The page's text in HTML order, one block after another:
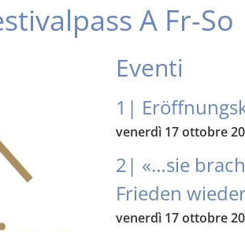
A Fr-So
Eventi
1|
venerdì 17 ottobre
2| «…sie
Frieden
venerdì 17 ottobre